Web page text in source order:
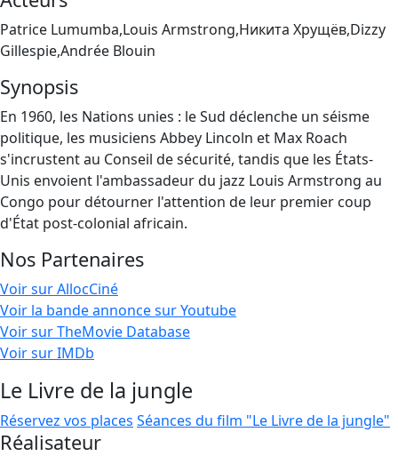
Patrice Lumumba,Louis Armstrong,Никита Хрущёв,Dizzy
Gillespie,Andrée Blouin
Synopsis
En 1960, les Nations unies : le Sud déclenche un séisme
politique, les musiciens Abbey Lincoln et Max Roach
s'incrustent au Conseil de sécurité, tandis que les États-
Unis envoient l'ambassadeur du jazz Louis Armstrong au
Congo pour détourner l'attention de leur premier coup
d'État post-colonial africain.
Nos Partenaires
Voir sur AllocCiné
Voir la bande annonce sur Youtube
Voir sur TheMovie Database
Voir sur IMDb
Le Livre de la jungle
Réservez vos places Séances du film "Le Livre de la jungle"
Réalisateur